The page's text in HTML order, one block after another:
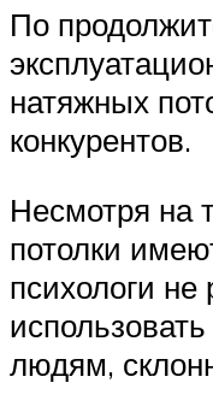
По
натяжных
конкурентов.
Несмотря на
потолки
психологи
людям,